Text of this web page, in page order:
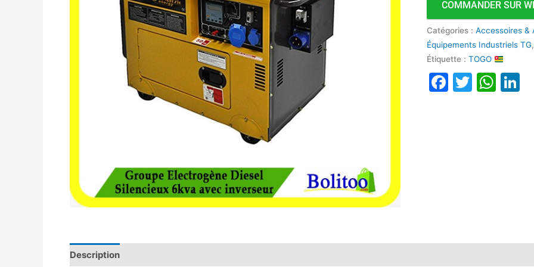
COMMANDER SUR
Catégories :Accessoires &
Équipements Industriels TG
Étiquette :TOGO
Facebook
Twitter
Description